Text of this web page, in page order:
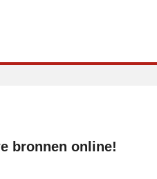
bronnen online!